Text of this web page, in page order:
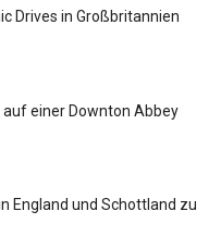
Drives in Großbritannien
einer Downton Abbey
England und Schottland zu